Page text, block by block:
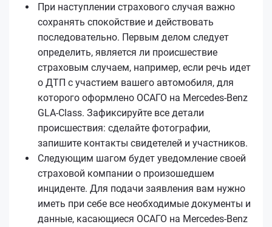
При наступлении страхового случая важно
сохранять спокойствие и действовать
последовательно. Первым делом следует
определить, является ли происшествие
страховым случаем, например, если речь идет
о ДТП с участием вашего автомобиля, для
которого оформлено ОСАГО на Mercedes-Benz
GLA-Class. Зафиксируйте все детали
происшествия: сделайте фотографии,
запишите контакты свидетелей и участников.
Следующим шагом будет уведомление своей
страховой компании о произошедшем
инциденте. Для подачи заявления вам нужно
иметь при себе все необходимые документы и
данные, касающиеся ОСАГО на Mercedes-Benz